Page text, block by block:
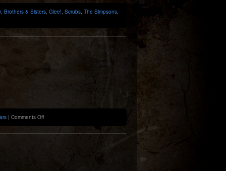
, Brothers & Sisters, Glee!, Scrubs, The Simpsons,
| Comments Offon